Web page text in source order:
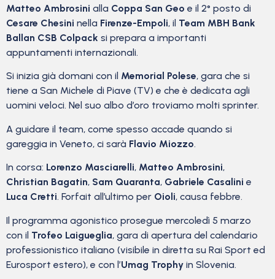
Matteo Ambrosini alla Coppa San Geo e il 2° posto di
Cesare Chesini nella Firenze-Empoli, il Team MBH Bank
Ballan CSB Colpack si prepara a importanti
appuntamenti internazionali.
Si inizia già domani con il Memorial Polese, gara che si
tiene a San Michele di Piave (TV) e che è dedicata agli
uomini veloci. Nel suo albo d’oro troviamo molti sprinter.
A guidare il team, come spesso accade quando si
gareggia in Veneto, ci sarà Flavio Miozzo.
In corsa: Lorenzo Masciarelli, Matteo Ambrosini,
Christian Bagatin, Sam Quaranta, Gabriele Casalini e
Luca Cretti. Forfait all’ultimo per Oioli, causa febbre.
Il programma agonistico prosegue mercoledì 5 marzo
con il Trofeo Laigueglia, gara di apertura del calendario
professionistico italiano (visibile in diretta su Rai Sport ed
Eurosport estero), e con l’Umag Trophy in Slovenia.